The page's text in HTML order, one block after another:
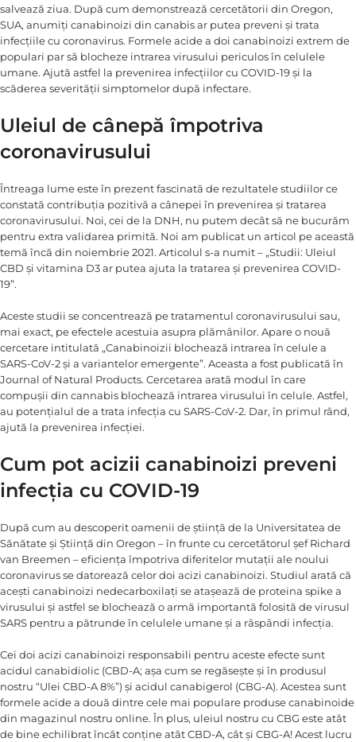
salvează ziua. După cum demonstrează cercetătorii din Oregon,
SUA, anumiți canabinoizi din canabis ar putea preveni și trata
infecțiile cu coronavirus. Formele acide a doi canabinoizi extrem de
populari par să blocheze intrarea virusului periculos în celulele
umane. Ajută astfel la prevenirea infecțiilor cu COVID-19 și la
scăderea severității simptomelor după infectare.
Uleiul de cânepă împotriva
coronavirusului
Întreaga lume este în prezent fascinată de rezultatele studiilor ce
constată contribuția pozitivă a cânepei în prevenirea și tratarea
coronavirusului. Noi, cei de la DNH, nu putem decât să ne bucurăm
pentru extra validarea primită. Noi am publicat un articol pe această
temă încă din noiembrie 2021. Articolul s-a numit – „Studii: Uleiul
CBD și vitamina D3 ar putea ajuta la tratarea și prevenirea COVID-
19”.
Aceste studii se concentrează pe tratamentul coronavirusului sau,
mai exact, pe efectele acestuia asupra plămânilor. Apare o nouă
cercetare intitulată „Canabinoizii blochează intrarea în celule a
SARS-CoV-2 şi a variantelor emergente”. Aceasta a fost publicată în
Journal of Natural Products. Cercetarea arată modul în care
compușii din cannabis blochează intrarea virusului în celule. Astfel,
au potențialul de a trata infecția cu SARS-CoV-2. Dar, în primul rând,
ajută la prevenirea infecției.
Cum pot acizii canabinoizi preveni
infecția cu COVID-19
După cum au descoperit oamenii de știință de la Universitatea de
Sănătate și Știință din Oregon – în frunte cu cercetătorul șef Richard
van Breemen – eficiența împotriva diferitelor mutații ale noului
coronavirus se datorează celor doi acizi canabinoizi. Studiul arată că
acești canabinoizi nedecarboxilați se atașează de proteina spike a
virusului și astfel se blochează o armă importantă folosită de virusul
SARS pentru a pătrunde în celulele umane și a răspândi infecția.
Cei doi acizi canabinoizi responsabili pentru aceste efecte sunt
acidul canabidiolic (CBD-A; așa cum se regăsește și în produsul
nostru “Ulei CBD-A 8%”) și acidul canabigerol (CBG-A). Acestea sunt
formele acide a două dintre cele mai populare produse canabinoide
din magazinul nostru online. În plus, uleiul nostru cu CBG este atât
de bine echilibrat încât conține atât CBD-A, cât și CBG-A! Acest lucru